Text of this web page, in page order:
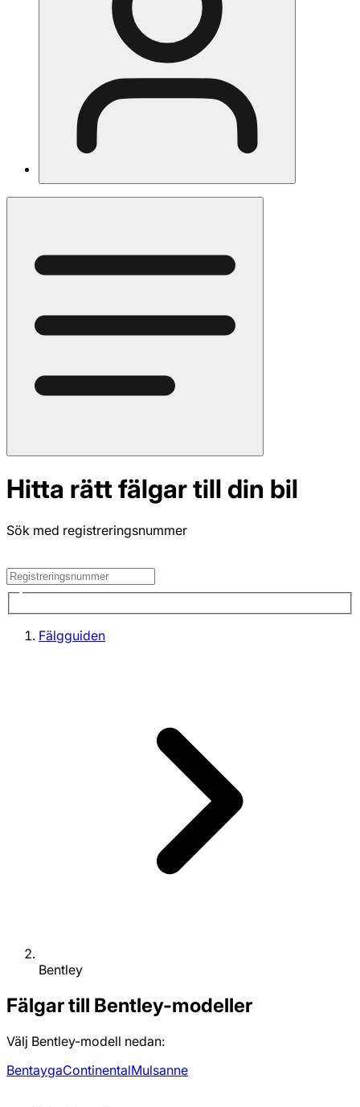
Hitta rätt fälgar till din bil
Sök med registreringsnummer
Fälgguiden
Bentley
Fälgar till Bentley-modeller
Välj Bentley-modell nedan:
BentaygaContinentalMulsanne